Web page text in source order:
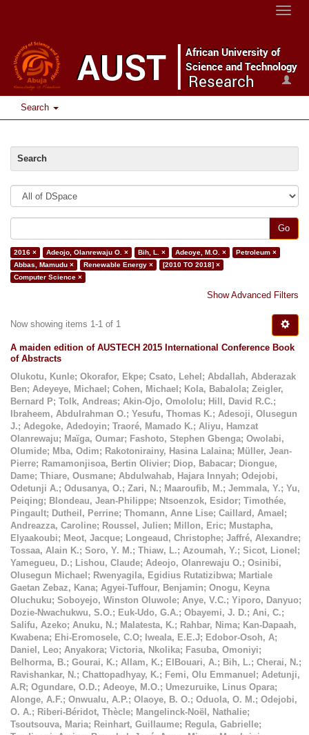
Toggle
Search
Search
Go
2016 × Adeojo, Olanrewaju O. × Bih, L. × Adeoye, M.O. ×
Petroleum ×
Abbas, Mamudu ×
Renewable Energy ×
[2010 TO 2018] ×
Computer Science ×
Show Advanced Filters
Now showing items 1-1 of 1
A maiden edition of AUSTECH 2015 International Conference Book
of Abstracts
Olukotu, Kunle; Okorafor, Ekpe; Csato, Lehel ; Abdallah, Abderazak
Ben; Adeyeye, Michael ; Cohen, Michael ; Kola, Babalola; Zeigler,
Bernard P; Tolk, Andreas; Akin-Ojo, Omololu; Hill, David R.C.;
Ibraheem, Abdulrahman O.; Yesufu, Thomas K.; Adesoji, Olusegun
J.; Adegoke, Adedoyin; Traoré, Mamado K.; Aliyu, Hamzat
Olanrewaju; Maïga, Oumar; Fashoto, Stephen Gbenga; Owolabi,
Olumide; Mba, Odim; Rakotonirainy, Hasina Lalaina; Müller, Jean-
Pierre; Ramamonjisoa, Bertin Olivier; Diop, Babacar; Diongue,
Dame; Thiare, Ousmane; Abdulwahab, Hajara Innyah; Odejobi,
Odetunji A.; Odusanya, O.; Zari, N.; Maaroufib, M.; Jemmala, Y.; Yu,
Peiqing; Blondeau, Jean-Philippe; Ntsoenzok, Esidor; Timothée,
Pingault; Dutheil, Perrine; Thomann, Anne Lise; Caillard, Amael ;
Andreazza, Caroline; Roussel, Julien; Millon, Eric; Mustapha,
Elyaakoubi; Meot, Jacque; Longeaud, Christophe; Jaffré, Alexandre;
Tossaa, Alain K.; Soro, Y. M.; Thiaw, L.; Azoumah, Y.; Sicot, Lionel ;
Yamegueu, D.; Lishou, Claude; Adeojo, Olanrewaju O.; Osinibi,
Olusegun Michael ; Rwenyagila, Egidius Rutatizibwa; Martiale
Gaetan Zebaz, Kana; Agyei-Tuffour, Benjamin; Onogu, Keyna
Oluchuku; Soboyejo, Winston Oluwole; Anye, V.C.; Yiporo, Danyuo;
Dozie-Nwachukwu, S.O.; Euk-Udo, G.A.; Obayemi, J. D.; Ani, C.;
Salifu, Azeko; Anuku, N.; Malatesta, K.; Rahbar, Nima; Kan-Dapaah,
Kwabena; Ehi-Eromosele, C.O; Iweala, E.E.J; Edobor-Osoh, A;
Daniel, Leo; Anyakora; Victoria, Nkolika; Fasuba, Omoniyi;
Belhorma, B.; Gourai, K.; Allam, K.; ElBouari, A.; Bih, L.; Cherai, N.;
Ravishankar, N.; Chattopadhyay, K.; Femi, Olu Emmanuel ; Adetunji,
A.R; Ogundare, O.D.; Adeoye, M.O.; Umezuruike, Linus Opara;
Alonge, A.F.; Onwualu, A.P.; Olaoye, B. O.; Oduola, O. M.; Odejobi,
O. A.; Riberi-Béridot, Thècle; Mangelinck-Noël, Nathalie;
Tsoutsouva, Maria; Reinhart, Guillaume; Regula, Gabrielle;